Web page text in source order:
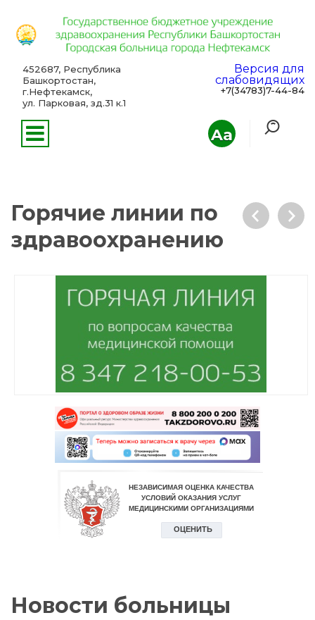
Aa
452687, Республика
Башкортостан,
г.Нефтекамск,
ул. Парковая, зд.31 к.1
Версия для
слабовидящих
+7(34783)7-44-84
Горячие линии по
здравоохранению
Новости больницы